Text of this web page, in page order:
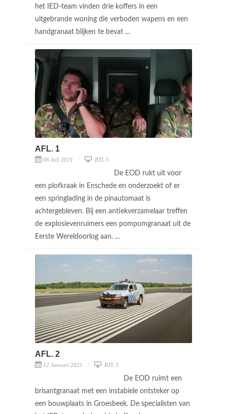
het IED-team vinden drie koffers in een
uitgebrande woning die verboden wapens en een
handgranaat blijken te bevat ...
AFL. 1
06 Juli 2021 RTL 5
De EOD rukt uit voor
een plofkraak in Enschede en onderzoekt of er
een springlading in de pinautomaat is
achtergebleven. Bij een antiekverzamelaar treffen
de explosievenruimers een pompomgranaat uit de
Eerste Wereldoorlog aan. ...
AFL. 2
12 Januari 2021 RTL 5
De EOD ruimt een
brisantgranaat met een instabiele ontsteker op
een bouwplaats in Groesbeek. De specialisten van